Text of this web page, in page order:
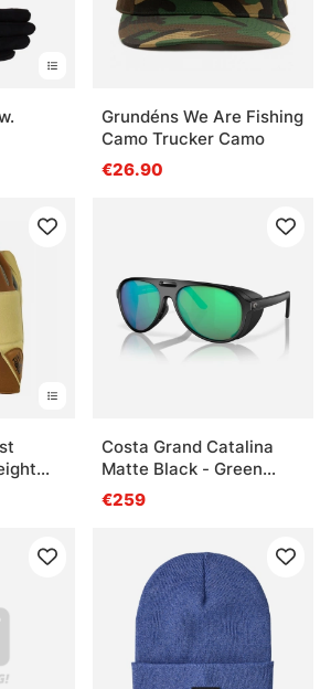
Grundéns We Are Fishing
Camo Trucker Camo
€26.90
Costa Grand Catalina
Matte Black - Green
Mirror 580G
€259